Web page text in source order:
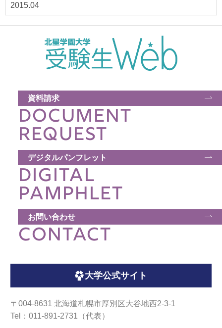
2015.04
資料請求
DOCUMENT
REQUEST
デジタルパンフレット
DIGITAL
PAMPHLET
お問い合わせ
CONTACT
大学公式サイト
〒004-8631 北海道札幌市厚別区大谷地西2-3-1
Tel：011-891-2731（代表）